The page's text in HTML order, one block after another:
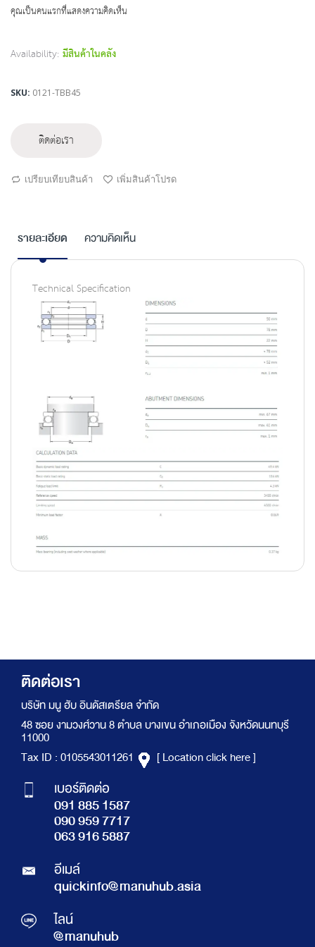
คุณเป็นคนแรกที่แสดงความคิดเห็น
Availability: มีสินค้าในคลัง
SKU 0121-TBB45
ติดต่อเรา
เปรียบเทียบสินค้า เพิ่มสินค้าโปรด
รายละเอียด
Technical Specification
ความคิดเห็น
ติดต่อเรา
บริษัท มนู ฮับ อินดัสเตรียล จำกัด
48 ซอย งามวงศ์วาน 8 ตำบล บางเขน อำเภอเมือง จังหวัดนนทบุรี
11000
Tax ID : 0105543011261
[ Location click here ]
เบอร์ติดต่อ
091 885 1587
090 959 7717
063 916 5887
อีเมล์
quickinfo@manuhub.asia
ไลน์
@manuhub